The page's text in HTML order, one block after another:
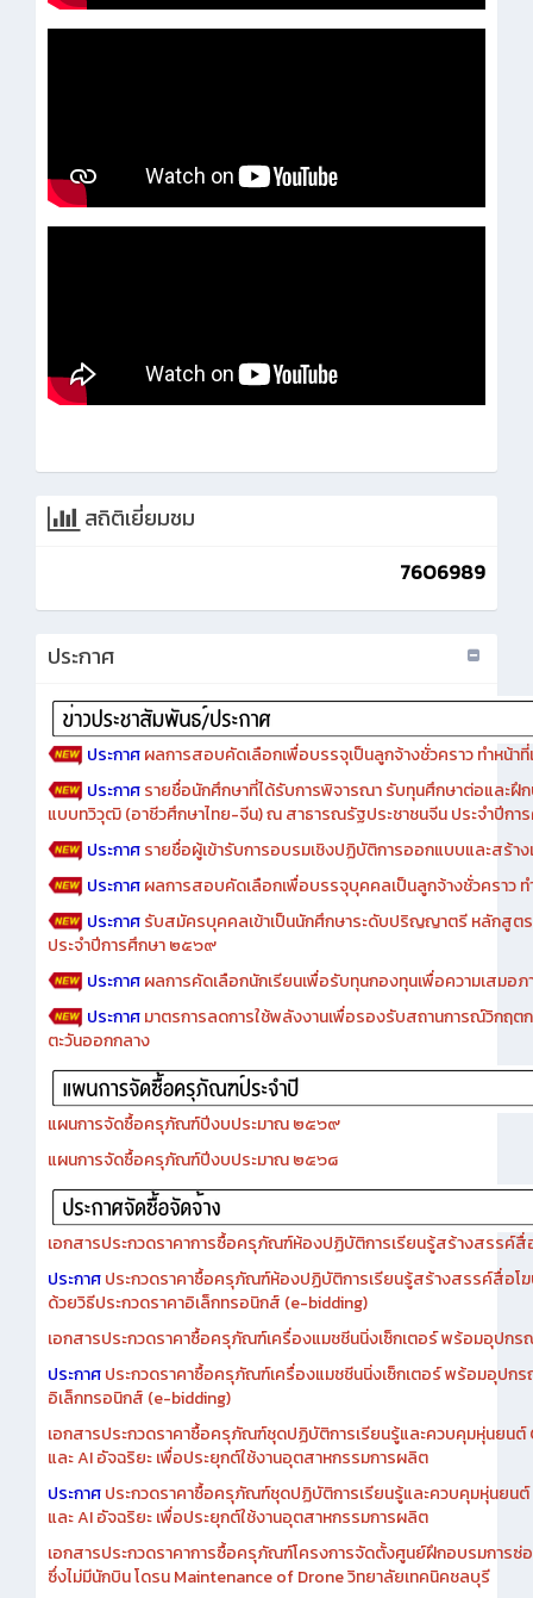
สถิติเยี่ยมชม
7606989
ประกาศ
ประกาศผลการสอบคัดเลือกเพื่อบรรจุเป็นลูกจ้างชั่วคราว ทำหน้าที่
ประกาศรายชื่อนักศึกษาที่ได้รับการพิจารณา รับทุนศึกษาต่อและฝึ
แบบทวิวุฒิ (อาชีวศึกษาไทย-จีน) ณ สาธารณรัฐประชาชนจีน ประจำปีก
ประกาศรายชื่อผู้เข้ารับการอบรมเชิงปฏิบัติการออกแบบและสร้า
ประกาศผลการสอบคัดเลือกเพื่อบรรจุบุคคลเป็นลูกจ้างชั่วคราว ท
ประกาศรับสมัครบุคคลเข้าเป็นนักศึกษาระดับปริญญาตรี หลักสูต
ประจำปีการศึกษา ๒๕๖๙
ประกาศผลการคัดเลือกนักเรียนเพื่อรับทุนกองทุนเพื่อความเสมอ
ประกาศมาตรการลดการใช้พลังงานเพื่อรองรับสถานการณ์วิกฤ
ตะวันออกกลาง
แผนการจัดซื้อครุภัณฑ์ปีงบประมาณ ๒๕๖๙
แผนการจัดซื้อครุภัณฑ์ปีงบประมาณ ๒๕๖๘
เอกสารประกวดราคาการซื้อครุภัณฑ์ห้องปฏิบัติการเรียนรู้สร้างสรรค์
ประกาศประกวดราคาซื้อครุภัณฑ์ห้องปฏิบัติการเรียนรู้สร้างสรรค์สื่อโ
ด้วยวิธีประกวดราคาอิเล็กทรอนิกส์ (e-bidding)
เอกสารประกวดราคาซื้อครุภัณฑ์เครื่องแมชชีนนิ่งเซ็กเตอร์ พร้อมอุปก
ประกาศประกวดราคาซื้อครุภัณฑ์เครื่องแมชชีนนิ่งเซ็กเตอร์ พร้อมอุปก
อิเล็กทรอนิกส์ (e-bidding)
เอกสารประกวดราคาซื้อครุภัณฑ์ชุดปฏิบัติการเรียนรู้และควบคุมหุ่นยน
และ AI อัจฉริยะ เพื่อประยุกต์ใช้งานอุตสาหกรรมการผลิต
ประกาศประกวดราคาซื้อครุภัณฑ์ชุดปฏิบัติการเรียนรู้และควบคุมหุ่นยน
และ AI อัจฉริยะ เพื่อประยุกต์ใช้งานอุตสาหกรรมการผลิต
เอกสารประกวดราคาการซื้อครุภัณฑ์โครงการจัดตั้งศูนย์ฝึกอบรมการซ่
ซึ่งไม่มีนักบิน โดรน Maintenance of Drone วิทยาลัยเทคนิคชลบุรี